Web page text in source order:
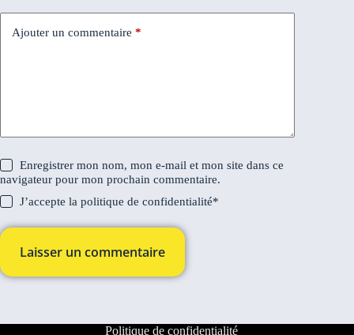
Ajouter un commentaire *
Enregistrer mon nom, mon e-mail et mon site dans ce
navigateur pour mon prochain commentaire.
J’accepte lapolitique de confidentialité*
Laisser un commentaire
Politique de confidentialité